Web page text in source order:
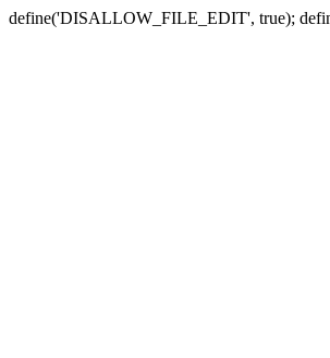
define('DISALLOW_FILE_EDIT', true);